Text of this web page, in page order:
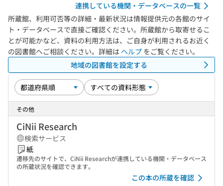
連携している機関・データベースの一覧
所蔵館、利用可否等の詳細・最新状況は情報提供元の各館のサイ
ト・データベースで直接ご確認ください。所蔵館から取寄せるこ
とが可能かなど、資料の利用方法は、ご自身が利用されるお近く
の図書館へご相談ください。詳細は ヘルプ をご覧ください。
地域の図書館を設定する
その他
CiNii Research
検索サービス
紙
遷移先のサイトで、CiNii Researchが連携している機関・データベース
の所蔵状況を確認できます。
この本の所蔵を確認